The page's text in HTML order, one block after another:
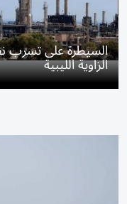
السيطرة على تسرب
الزاوية الليبية